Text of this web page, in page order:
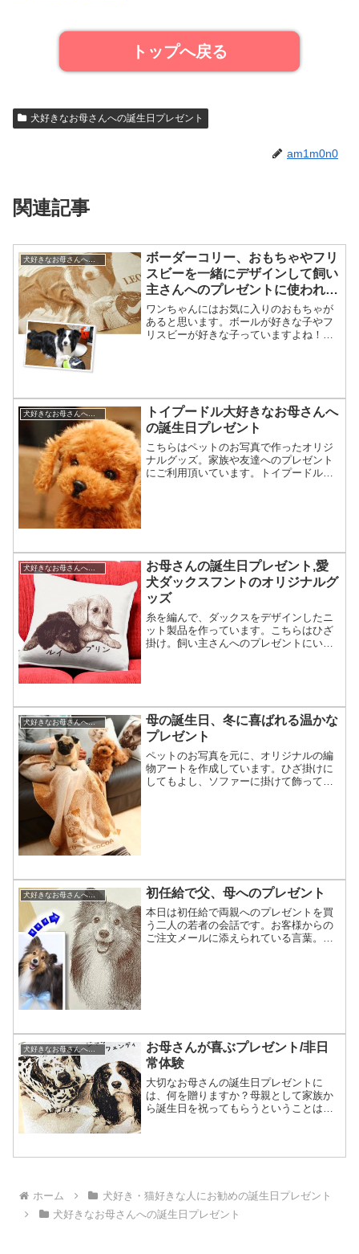
トップへ戻る
犬好きなお母さんへの誕生日プレゼント
am1m0n0
関連記事
犬好きなお母さんへの誕生日プレゼント
ボーダーコリー、おもちゃやフリ
スビーを一緒にデザインして飼い
主さんへのプレゼントに使われる
例
ワンちゃんにはお気に入りのおもちゃが
あると思います。ボールが好きな子やフ
リスビーが好きな子っていますよね！特
犬好きなお母さんへの誕生日プレゼント
トイプードル大好きなお母さんへ
の誕生日プレゼント
こちらはペットのお写真で作ったオリジ
ナルグッズ。家族や友達へのプレゼント
にご利用頂いています。トイプードルを
犬好きなお母さんへの誕生日プレゼント
お母さんの誕生日プレゼント,愛
犬ダックスフントのオリジナルグ
ッズ
糸を編んで、ダックスをデザインしたニ
ット製品を作っています。こちらはひざ
掛け。飼い主さんへのプレゼントにいか
犬好きなお母さんへの誕生日プレゼント
母の誕生日、冬に喜ばれる温かな
プレゼント
ペットのお写真を元に、オリジナルの編
物アートを作成しています。ひざ掛けに
してもよし、ソファーに掛けて飾っても
犬好きなお母さんへの誕生日プレゼント 初任給で父、母へのプレゼント
本日は初任給で両親へのプレゼントを買
う二人の若者の会話です。お客様からの
ご注文メールに添えられている言葉。
犬好きなお母さんへの誕生日プレゼント
お母さんが喜ぶプレゼント/非日
常体験
大切なお母さんの誕生日プレゼントに
は、何を贈りますか？母親として家族か
ら誕生日を祝ってもらうということは基
たら「何でも喜ばれる」では...
ホーム
犬好き・猫好きな人にお勧めの誕生日プレゼント
犬好きなお母さんへの誕生日プレゼント